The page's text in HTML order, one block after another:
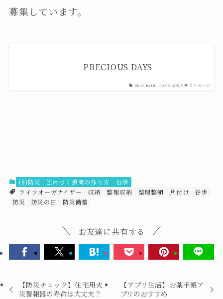
募集しています。
PRECIOUS DAYS 公式リザストページ
PRECIOUS DAYS
(8)防災 2.片づく思考の作り方
谷歩
ライフオーガナイザー
収納 整理収納 整理整頓 片付け
谷歩
防災
防災の日 防災備蓄
お友達に共有する
【防災チェック】住宅用火
災警報器の寿命は大丈夫？
【アプリ生活】お薬手帳ア
プリのおすすめ